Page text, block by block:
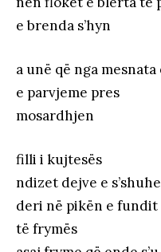
e brenda s’hyn
a unë që nga mesnata
e parvjeme pres
mosardhjen
filli i kujtesës
ndizet dejve e
deri në pikën e
të frymës